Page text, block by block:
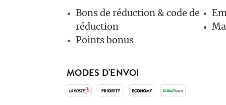
Bons de réduction & code de
réduction
Points bonus
MODES D'ENVOI